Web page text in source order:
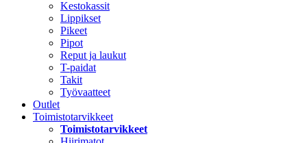
Kestokassit
Lippikset
Pikeet
Pipot
Reput ja laukut
T-paidat
Takit
Työvaatteet
Outlet
Toimistotarvikkeet
Toimistotarvikkeet